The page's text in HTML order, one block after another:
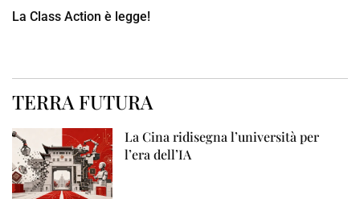
La Class Action è legge!
TERRA FUTURA
La Cina ridisegna l’università per
l’era dell’IA